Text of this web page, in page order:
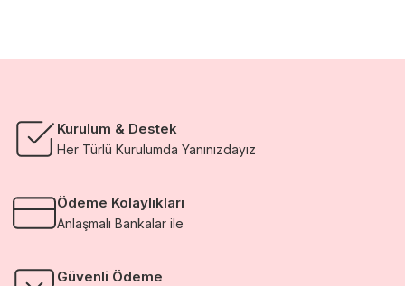
Kurulum & Destek
Her Türlü Kurulumda Yanınızdayız
Ödeme Kolaylıkları
Anlaşmalı Bankalar ile
Güvenli Ödeme